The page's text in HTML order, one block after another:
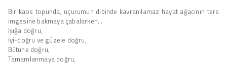
Bir kaos topunda, uçurumun dibinde kavranılamaz hayat ağacının ters
imgesine bakmaya çabalarken…
Işığa doğru,
İyi-doğru ve güzele doğru,
Bütüne doğru,
Tamamlanmaya doğru,